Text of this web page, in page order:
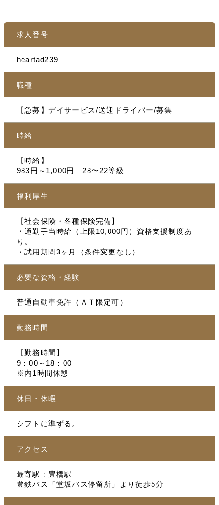
求人番号
heartad239
職種
【急募】デイサービス/送迎ドライバー/募集
時給
【時給】
983円～1,000円 28〜22等級
福利厚生
【社会保険・各種保険完備】
・通勤手当時給（上限10,000円）資格支援制度あ
り。
・試用期間3ヶ月（条件変更なし）
必要な資格・経験
普通自動車免許（ＡＴ限定可）
勤務時間
【勤務時間】
9：00～18：00
※内1時間休憩
休日・休暇
シフトに準ずる。
アクセス
最寄駅：豊橋駅
豊鉄バス「堂坂バス停留所」より徒歩5分